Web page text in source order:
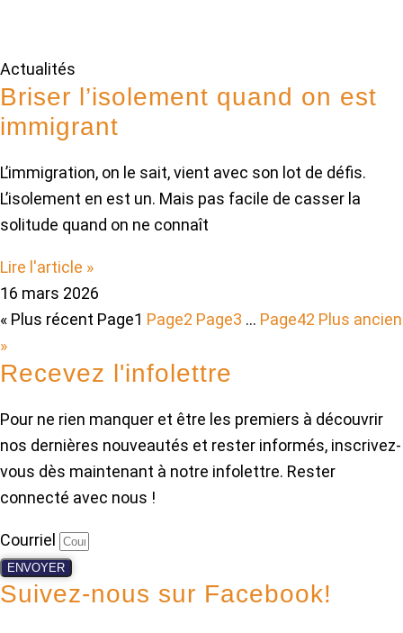
Actualités
Briser l’isolement quand on est
immigrant
L’immigration, on le sait, vient avec son lot de défis.
L’isolement en est un. Mais pas facile de casser la
solitude quand on ne connaît
Lire l'article »
16 mars 2026
« Plus récent Page1 Page2 Page3 … Page42 Plus ancien
»
Recevez l'infolettre
Pour ne rien manquer et être les premiers à découvrir
nos dernières nouveautés et rester informés, inscrivez-
vous dès maintenant à notre infolettre. Rester
connecté avec nous !
Courriel
ENVOYER
Suivez-nous sur Facebook!